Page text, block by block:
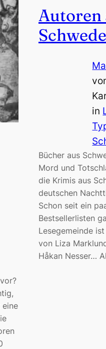
Autoren
in
Bücher aus
Mord und
die Krimis aus
deutschen
Schon seit ein
Bestsellerlisten
Lesegemeinde
von Liza
Håkan Nesser…